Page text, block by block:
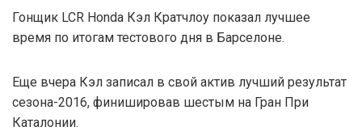
Гонщик LCR Honda Кэл Кратчлоу показал лучшее
время по итогам тестового дня в Барселоне.
Еще вчера Кэл записал в свой актив лучший результат
сезона-2016, финишировав шестым на Гран При
Каталонии.